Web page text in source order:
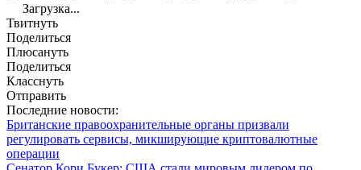
Загрузка...
Твитнуть
Поделиться
Плюсануть
Поделиться
Класснуть
Отправить
Последние новости:
Британские правоохранительные органы призвали
регулировать сервисы, микширующие криптовалютные
операции